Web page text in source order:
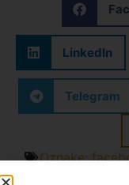
LinkedIn
Telegram
Oznake: